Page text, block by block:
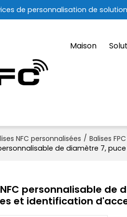
de personnalisation de
Maison
NFC personnalisées / Balises
de diamètre 7,
personnalisable de
et identification